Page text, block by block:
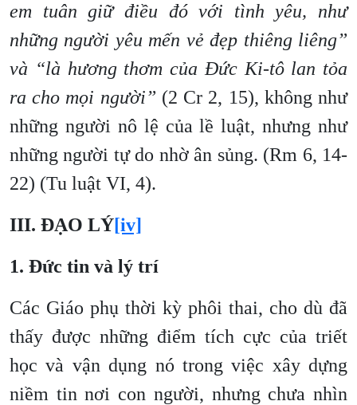
em tuân giữ điều đó với tình yêu, như
những người yêu mến vẻ đẹp thiêng liêng”
và “là hương thơm của Đức Ki-tô lan tỏa
ra cho mọi người” (2 Cr 2, 15), không như
những người nô lệ của lề luật, nhưng như
những người tự do nhờ ân sủng. (Rm 6, 14-
22) (Tu luật VI, 4).
III. ĐẠO LÝ[iv]
1. Đức tin và lý trí
Các Giáo phụ thời kỳ phôi thai, cho dù đã
thấy được những điểm tích cực của triết
học và vận dụng nó trong việc xây dựng
niềm tin nơi con người, nhưng chưa nhìn